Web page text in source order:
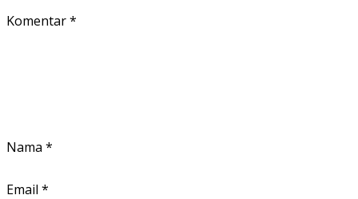
Komentar*
Nama *
Email *